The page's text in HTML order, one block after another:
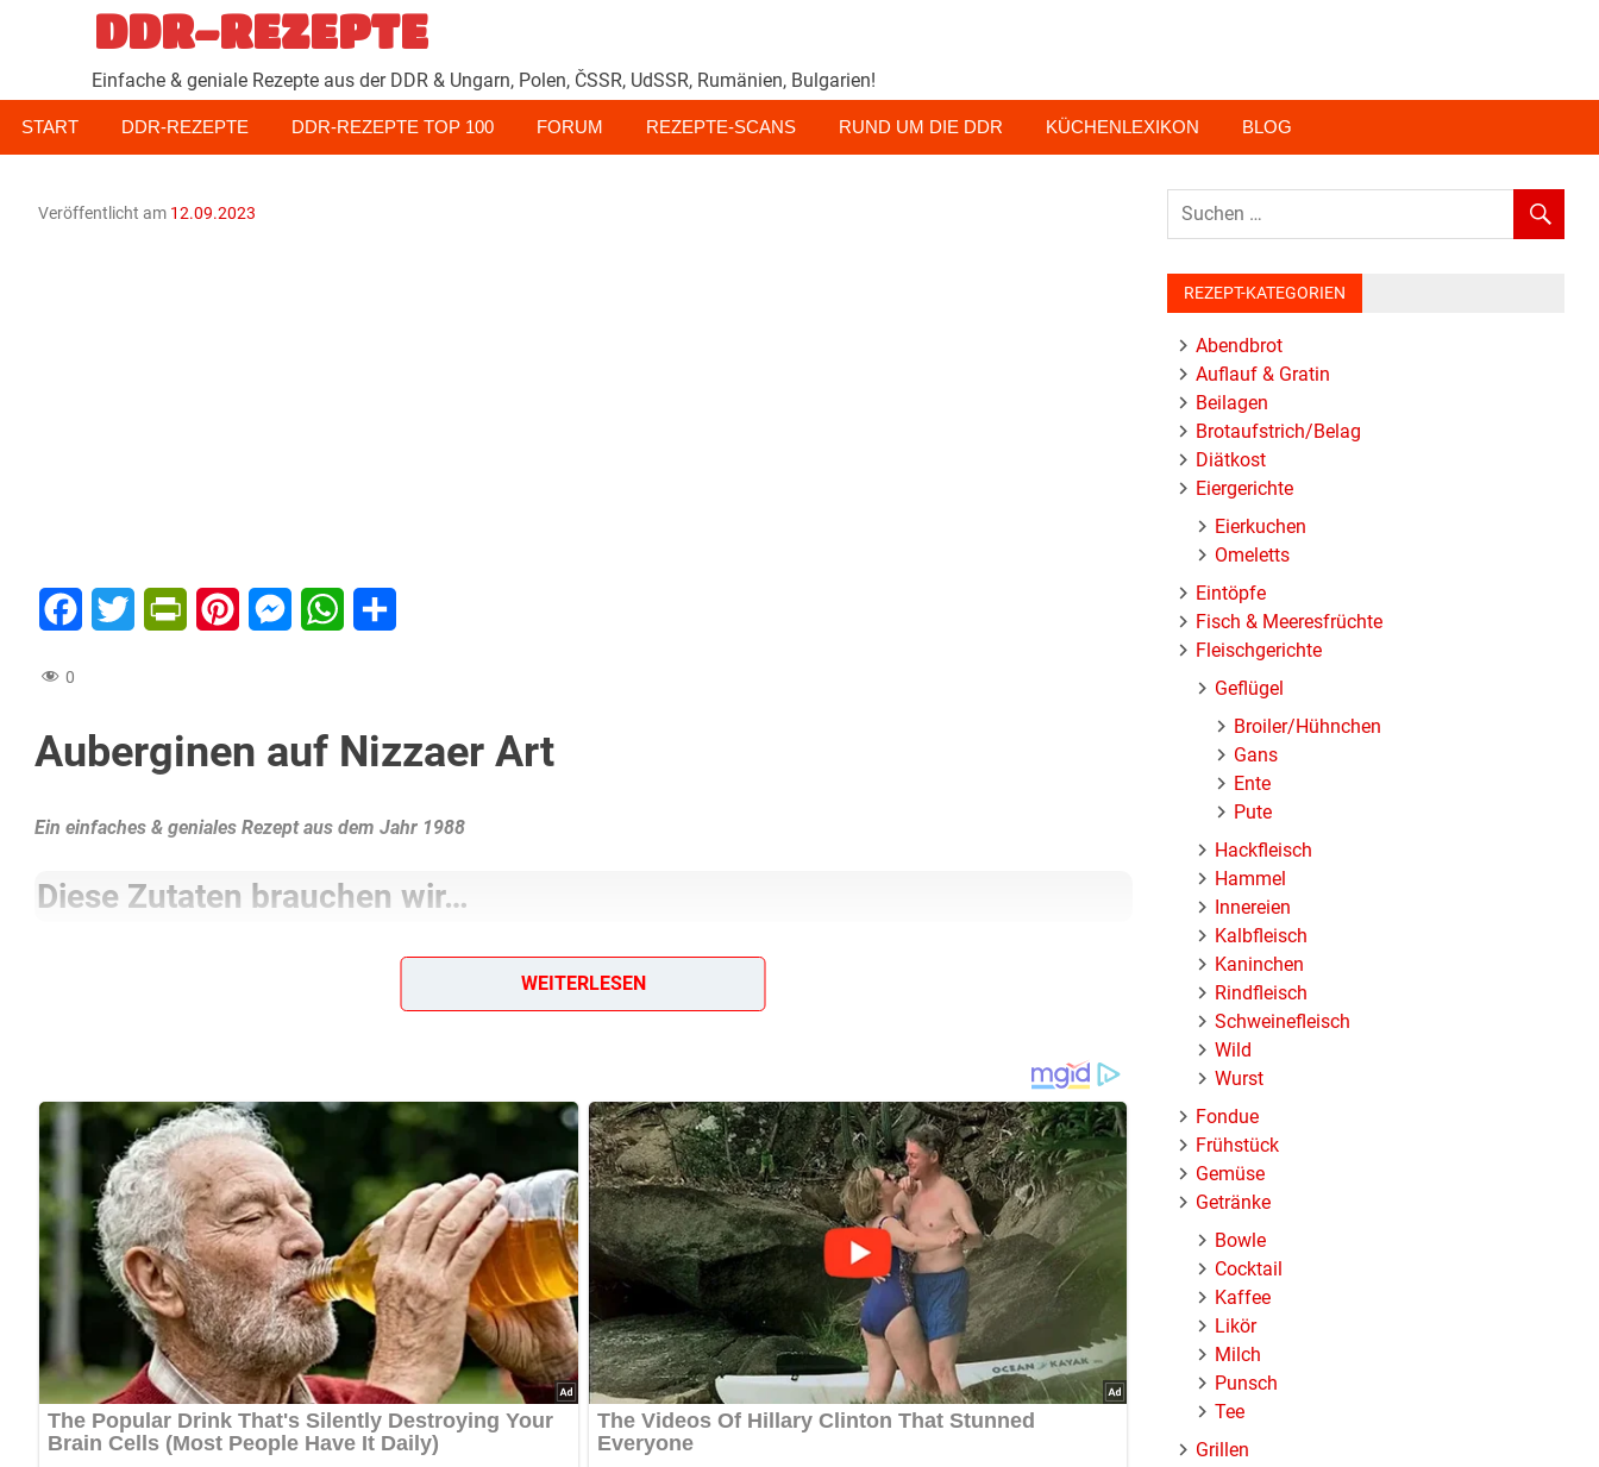
Zum
Inhalt
springen
DDR-REZEPTE
Einfache & geniale Rezepte aus der DDR & Ungarn, Polen, ČSSR, UdSSR, Rumänien, Bulgarien!
START DDR-REZEPTE DDR-REZEPTE TOP 100 FORUM REZEPTE-SCANS RUND UM DIE DDR KÜCHENLEXIKON BLOG
Veröffentlicht am 12.09.2023
FacebookTwitter PrintFriendly
PinterestMessengerWhatsApp
0
Auberginen auf Nizzaer Art
Ein einfaches & geniales Rezept aus dem Jahr 1988
Diese Zutaten brauchen wir…
2 Knoblauchzehen
2 Eßlöffel feingehackte Petersilie
2 Eßlöffel Semmelbrösel
50 g Reibekäse
einige Butterflöckchen
Lob, Kritik, Fragen oder Anregungen zum Rezept? Dann hinterlasse doch bitte einen Kommentar am Ende dieser Seite & auch
eine Bewertung!
Und so wird es gemacht…
Die Auberginen entstielen, waschen, längs vierteln, in Scheiben schneiden und mit Salz bestreut 30 Minuten stehen lassen. Mit
WEITERLESEN
REZEPT-KATEGORIEN
Abendbrot
Auflauf & Gratin
Beilagen
Brotaufstrich/Belag
Diätkost
Eiergerichte
Eierkuchen
Omeletts
Eintöpfe
Fisch & Meeresfrüchte
Fleischgerichte
Geflügel
Broiler/Hühnchen
Gans
Ente
Pute
Hackfleisch
Hammel
Innereien
Kalbfleisch
Kaninchen
Rindfleisch
Schweinefleisch
Wild
Wurst
Fondue
Frühstück
Gemüse
Getränke
Bowle
Cocktail
Kaffee
Likör
Milch
Punsch
Tee
Grillen